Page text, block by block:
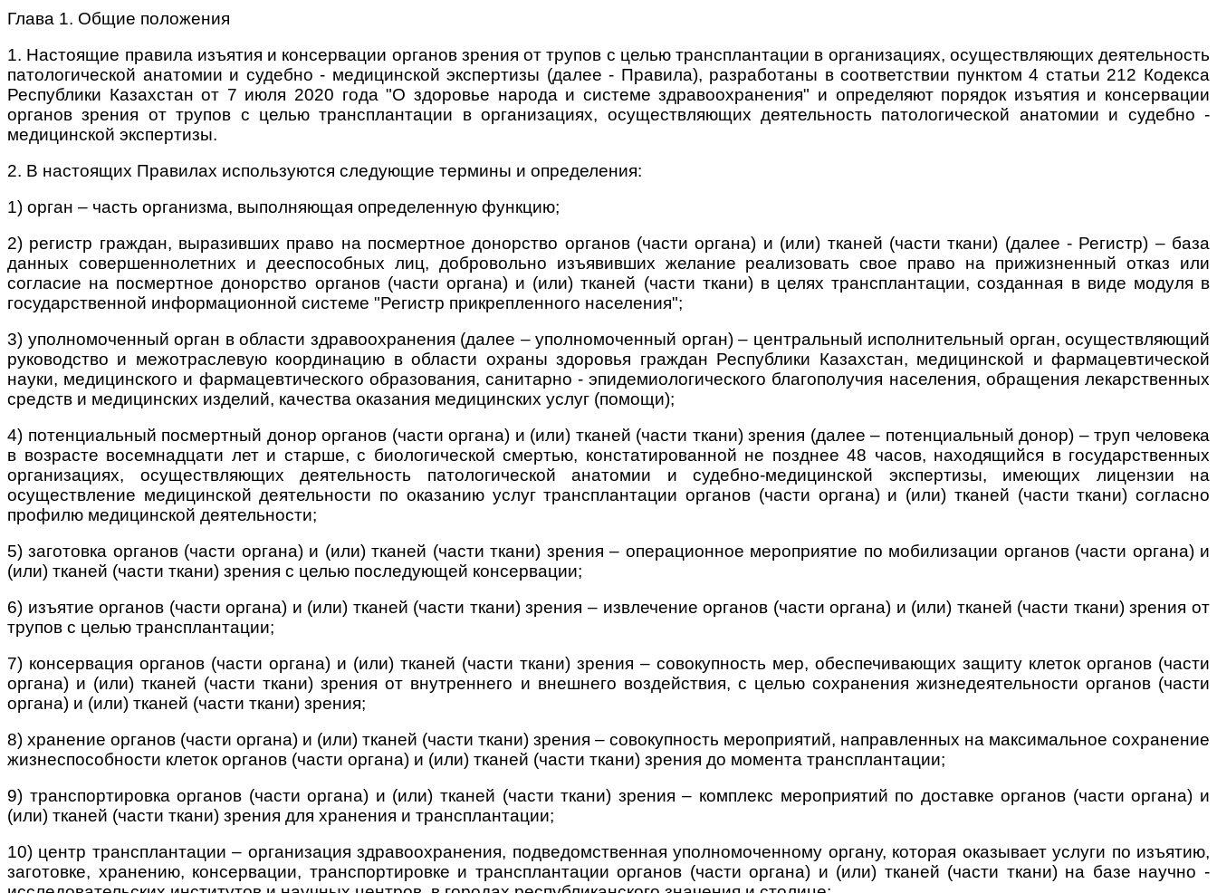
Глава 1. Общие положения
1. Настоящие правила изъятия и консервации органов зрения от трупов с целью трансплантации в организациях, осуществляющих деятельность
патологической анатомии и судебно - медицинской экспертизы (далее - Правила), разработаны в соответствии пунктом 4 статьи 212 Кодекса
Республики Казахстан от 7 июля 2020 года "О здоровье народа и системе здравоохранения" и определяют порядок изъятия и консервации
органов зрения от трупов с целью трансплантации в организациях, осуществляющих деятельность патологической анатомии и судебно -
медицинской экспертизы.
2. В настоящих Правилах используются следующие термины и определения:
1) орган – часть организма, выполняющая определенную функцию;
2) регистр граждан, выразивших право на посмертное донорство органов (части органа) и (или) тканей (части ткани) (далее - Регистр) – база
данных совершеннолетних и дееспособных лиц, добровольно изъявивших желание реализовать свое право на прижизненный отказ или
согласие на посмертное донорство органов (части органа) и (или) тканей (части ткани) в целях трансплантации, созданная в виде модуля в
государственной информационной системе "Регистр прикрепленного населения";
3) уполномоченный орган в области здравоохранения (далее – уполномоченный орган) – центральный исполнительный орган, осуществляющий
руководство и межотраслевую координацию в области охраны здоровья граждан Республики Казахстан, медицинской и фармацевтической
науки, медицинского и фармацевтического образования, санитарно - эпидемиологического благополучия населения, обращения лекарственных
средств и медицинских изделий, качества оказания медицинских услуг (помощи);
4) потенциальный посмертный донор органов (части органа) и (или) тканей (части ткани) зрения (далее – потенциальный донор) – труп человека
в возрасте восемнадцати лет и старше, с биологической смертью, констатированной не позднее 48 часов, находящийся в государственных
организациях, осуществляющих деятельность патологической анатомии и судебно-медицинской экспертизы, имеющих лицензии на
осуществление медицинской деятельности по оказанию услуг трансплантации органов (части органа) и (или) тканей (части ткани) согласно
профилю медицинской деятельности;
5) заготовка органов (части органа) и (или) тканей (части ткани) зрения – операционное мероприятие по мобилизации органов (части органа) и
(или) тканей (части ткани) зрения с целью последующей консервации;
6) изъятие органов (части органа) и (или) тканей (части ткани) зрения – извлечение органов (части органа) и (или) тканей (части ткани) зрения от
трупов с целью трансплантации;
7) консервация органов (части органа) и (или) тканей (части ткани) зрения – совокупность мер, обеспечивающих защиту клеток органов (части
органа) и (или) тканей (части ткани) зрения от внутреннего и внешнего воздействия, с целью сохранения жизнедеятельности органов (части
органа) и (или) тканей (части ткани) зрения;
8) хранение органов (части органа) и (или) тканей (части ткани) зрения – совокупность мероприятий, направленных на максимальное сохранение
жизнеспособности клеток органов (части органа) и (или) тканей (части ткани) зрения до момента трансплантации;
9) транспортировка органов (части органа) и (или) тканей (части ткани) зрения – комплекс мероприятий по доставке органов (части органа) и
(или) тканей (части ткани) зрения для хранения и трансплантации;
10) центр трансплантации – организация здравоохранения, подведомственная уполномоченному органу, которая оказывает услуги по изъятию,
заготовке, хранению, консервации, транспортировке и трансплантации органов (части органа) и (или) тканей (части ткани) на базе научно -